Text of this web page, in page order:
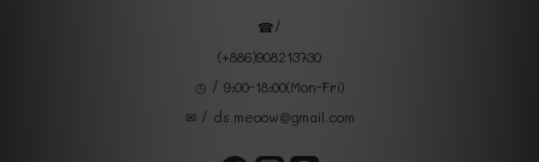
☎/
(+886)908213730
◷ / 9:00-18:00(Mon-Fri)
✉ / ds.meoow@gmail.com